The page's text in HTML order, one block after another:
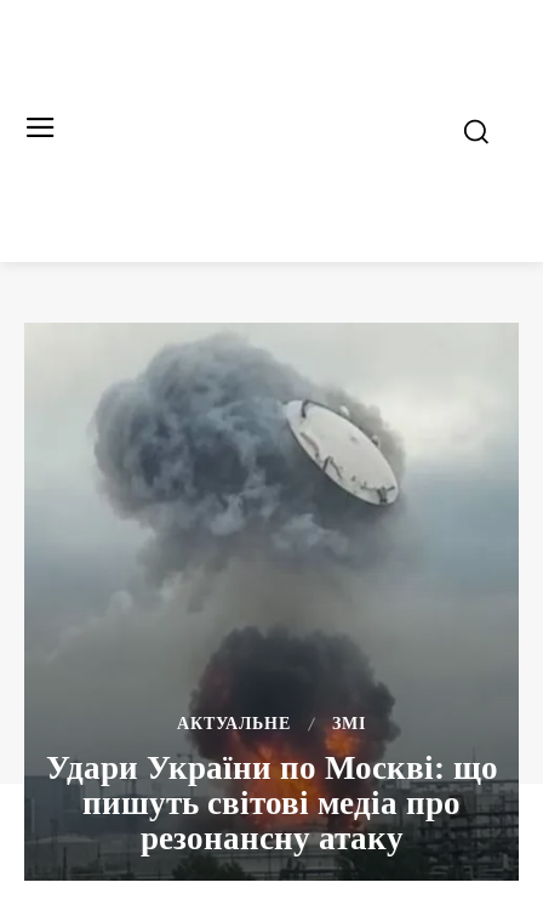
АКТУАЛЬНЕ ЗМІ
Удари України по Москві: що
пишуть світові медіа про
резонансну атаку